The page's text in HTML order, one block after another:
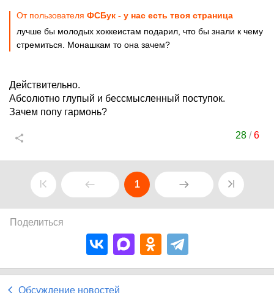
От пользователя ФСБук - у нас есть твоя страница
лучше бы молодых хоккеистам подарил, что бы знали к чему
стремиться. Монашкам то она зачем?
Действительно.
Абсолютно глупый и бессмысленный поступок.
Зачем попу гармонь?
28 /6
1
Поделиться
Обсуждение новостей